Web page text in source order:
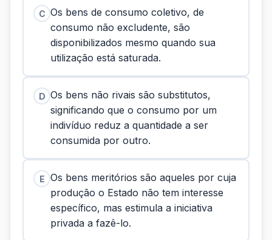
C Os bens de consumo coletivo, de
consumo não excludente, são
disponibilizados mesmo quando sua
utilização está saturada.
D Os bens não rivais são substitutos,
significando que o consumo por um
indivíduo reduz a quantidade a ser
consumida por outro.
E Os bens meritórios são aqueles por cuja
produção o Estado não tem interesse
específico, mas estimula a iniciativa
privada a fazê-lo.